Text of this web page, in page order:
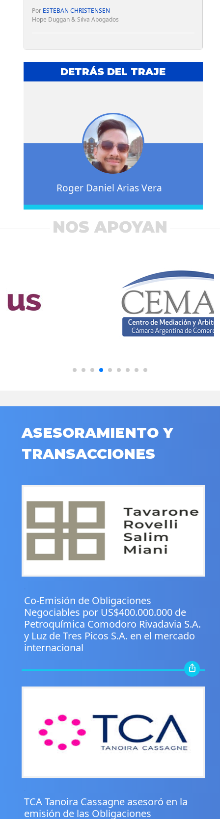
Por ESTEBAN CHRISTENSEN
Hope Duggan & Silva Abogados
DETRÁS DEL TRAJE
Roger Daniel Arias Vera
NOS APOYAN
ASESORAMIENTO Y
TRANSACCIONES
Co-Emisión de Obligaciones
Negociables por US$400.000.000 de
Petroquímica Comodoro Rivadavia S.A.
y Luz de Tres Picos S.A. en el mercado
internacional
TCA Tanoira Cassagne asesoró en la
emisión de las Obligaciones